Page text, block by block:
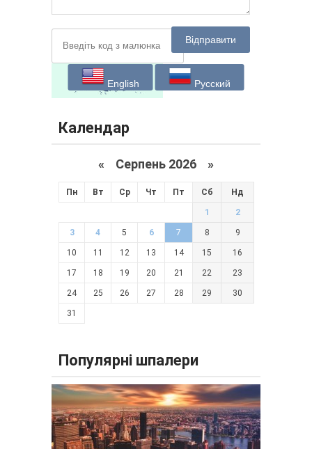
Відправити
English Русский
Календар
« Серпень 2026 »
Пн Вт Ср Чт Пт Сб Нд
1 2
3 4 5 6 7 8 9
10 11 12 13 14 15 16
17 18 19 20 21 22 23
24 25 26 27 28 29 30
31
Популярні шпалери